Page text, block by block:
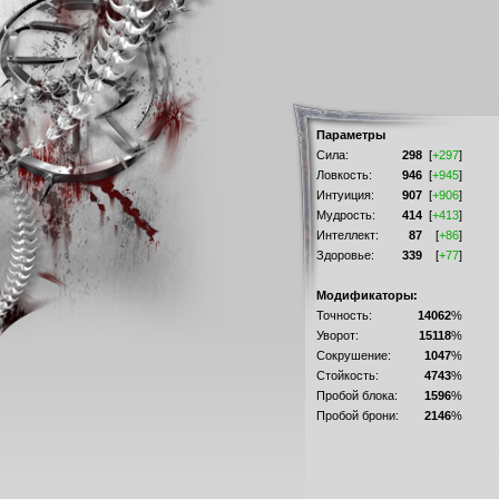
Параметры
Сила:
298 [+297]
Ловкость:
946 [+945]
Интуиция:
907 [+906]
Мудрость:
414 [+413]
Интеллект:
87 [+86]
Здоровье:
339 [+77]
Модификаторы:
Точность:
14062%
Уворот:
15118%
Сокрушение:
1047%
Стойкость:
4743%
Пробой блока:
1596%
Пробой брони:
2146%